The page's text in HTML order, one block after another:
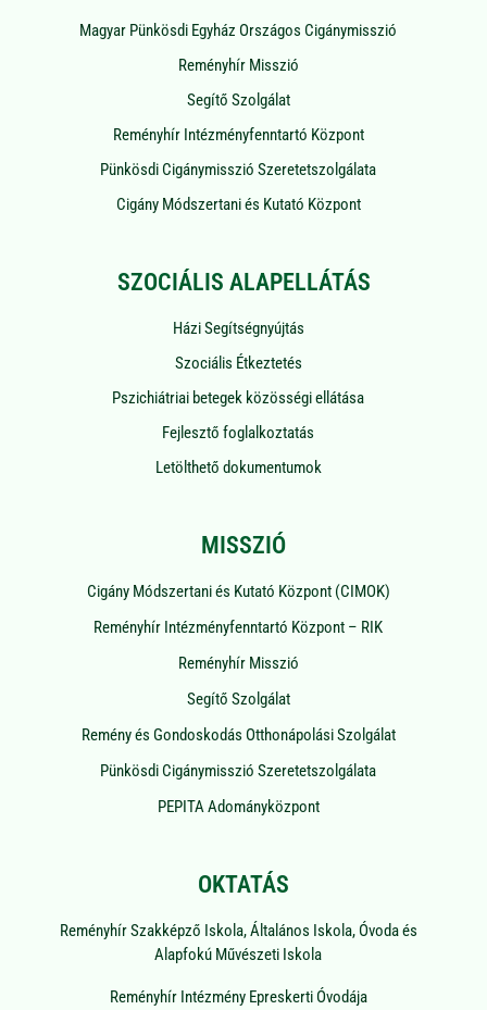
Magyar Pünkösdi Egyház Országos Cigánymisszió
Reményhír Misszió
Segítő Szolgálat
Reményhír Intézményfenntartó Központ
Pünkösdi Cigánymisszió Szeretetszolgálata
Cigány Módszertani és Kutató Központ
SZOCIÁLIS ALAPELLÁTÁS
Házi Segítségnyújtás
Szociális Étkeztetés
Pszichiátriai betegek közösségi ellátása
Fejlesztő foglalkoztatás
Letölthető dokumentumok
MISSZIÓ
Cigány Módszertani és Kutató Központ (CIMOK)
Reményhír Intézményfenntartó Központ – RIK
Reményhír Misszió
Segítő Szolgálat
Remény és Gondoskodás Otthonápolási Szolgálat
Pünkösdi Cigánymisszió Szeretetszolgálata
PEPITA Adományközpont
OKTATÁS
Reményhír Szakképző Iskola, Általános Iskola, Óvoda és
Alapfokú Művészeti Iskola
Reményhír Intézmény Epreskerti Óvodája